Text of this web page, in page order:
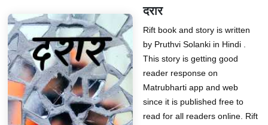
दरार
Rift book and story is written
by Pruthvi Solanki in Hindi .
This story is getting good
reader response on
Matrubharti app and web
since it is published free to
read for all readers online. Rift